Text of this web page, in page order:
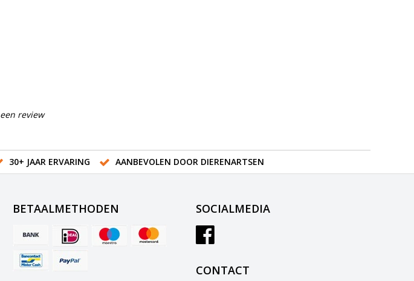
review
30+ JAAR ERVARING AANBEVOLEN DOOR DIERENARTSEN
BETAALMETHODEN SOCIALMEDIA
CONTACT